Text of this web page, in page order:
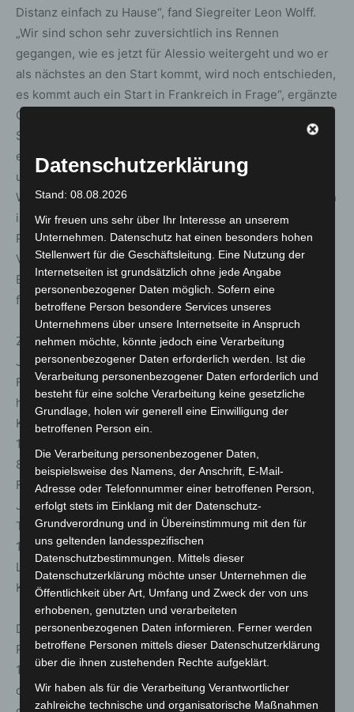
Distanz einfach zu Hause“, fand Siegreiter Leon Wolff.
„Wir sind schon sehr zuversichtlich ins Rennen
gegangen, wie es jetzt für Alessio weitergeht und wo er
als nächstes an den Start kommt, wird noch entschieden,
es kommt auch ein Start in Frankreich in Frage“, ergänzte
Christa Germann, Assistenztrainerin am Stall von Peter
Schiergen. „Der VGH Familienrenntag hat Tradition und
es ist sehr schön heute wieder hier sein zu können. Wir
unterstützen den Reitsport, nicht nur, weil das Pferd im
Wappen Niedersachsens oder im Logo der VGH zu finden
ist, sondern auch weil Niedersachsen einfach ein
Pferdeland ist“, fand Dr. Ulrich Knemeyer,
Vorstandsvorsitzender der VGH Versicherungen, der die
Ehrenpreise an das siegreiche Team überreichte,
feierlich die richtigen Worte.
Zu Gast auf der Neuen Bult war auch Altmeister Hans-
Jürgen Gröschel, der bei nahezu jedem als Experte im
Führring im Einsatz ist, um das am besten
herausgebrachte Pferd zu küren und dessen Pfleger in
Kooperation mit pferdewetten.de mit einer Prämie von
100 Euro zu belohnen. Die Bult-Legende feierte seinen
81. Geburtstag. „Renntag ist Renntag. Es ist mir eine
Freude meinen Geburtstag hier zu erleben“, fand Hans-
Jürgen Gröschel, der ganze 16Mal das lokale
Trainerchampionat gewann. Ihm gelangen insgesamt fast
1300 Siege alleine in Deutschland, darunter 24 Siege auf
Listenebene und 14 Siege auf Gruppeparkett, der
Königsklasse des Galopprennsports.
Den ersten Heimsieg gab es übrigens im siebten
Rennen, dem Sparkasse Hannover-Preis, einem mit
15.000 Euro dotierten Ausgleich II über 2000 Meter, in
dem Janina Reese mit Aram erfolgreich war. Im Sattel
Datenschutzerklärung
Stand: 08.08.2026
Wir freuen uns sehr über Ihr Interesse an unserem
Unternehmen. Datenschutz hat einen besonders hohen
Stellenwert für die Geschäftsleitung. Eine Nutzung der
Internetseiten ist grundsätzlich ohne jede Angabe
personenbezogener Daten möglich. Sofern eine
betroffene Person besondere Services unseres
Unternehmens über unsere Internetseite in Anspruch
nehmen möchte, könnte jedoch eine Verarbeitung
personenbezogener Daten erforderlich werden. Ist die
Verarbeitung personenbezogener Daten erforderlich und
besteht für eine solche Verarbeitung keine gesetzliche
Grundlage, holen wir generell eine Einwilligung der
betroffenen Person ein.
Die Verarbeitung personenbezogener Daten,
beispielsweise des Namens, der Anschrift, E-Mail-
Adresse oder Telefonnummer einer betroffenen Person,
erfolgt stets im Einklang mit der Datenschutz-
Grundverordnung und in Übereinstimmung mit den für
uns geltenden landesspezifischen
Datenschutzbestimmungen. Mittels dieser
Datenschutzerklärung möchte unser Unternehmen die
Öffentlichkeit über Art, Umfang und Zweck der von uns
erhobenen, genutzten und verarbeiteten
personenbezogenen Daten informieren. Ferner werden
betroffene Personen mittels dieser Datenschutzerklärung
über die ihnen zustehenden Rechte aufgeklärt.
Wir haben als für die Verarbeitung Verantwortlicher
zahlreiche technische und organisatorische Maßnahmen